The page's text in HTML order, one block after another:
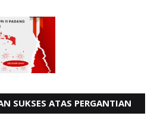
SUKSES ATAS PERGANTIAN